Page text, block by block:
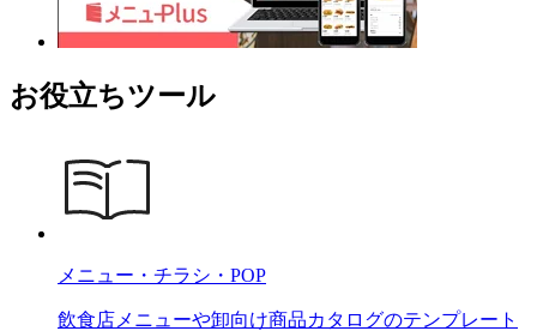
お役立ちツール
メニュー・チラシ・POP
飲食店メニューや卸向け商品カタログのテンプレート